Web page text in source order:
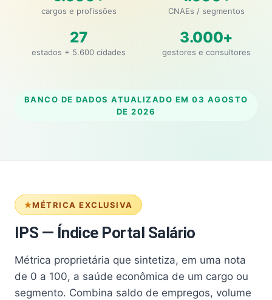
cargos e profissões CNAEs / segmentos
27
estados + 5.600 cidades
3.000+
gestores e consultores
BANCO DE DADOS ATUALIZADO EM 03 AGOSTO
DE 2026
MÉTRICA EXCLUSIVA
IPS — Índice Portal Salário
Métrica proprietária que sintetiza, em uma nota
de 0 a 100, a saúde econômica de um cargo ou
segmento. Combina saldo de empregos, volume